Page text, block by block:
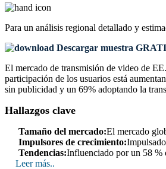
Para un análisis regional detallado y
Descargar muestra
El mercado de transmisión de video de
participación de los usuarios está
sin publicidad y un 69% adoptando la
Hallazgos clave
Tamaño del mercado:El mercado
Impulsores de crecimiento:
Tendencias:Influenciado por un 58 %
Leer más..